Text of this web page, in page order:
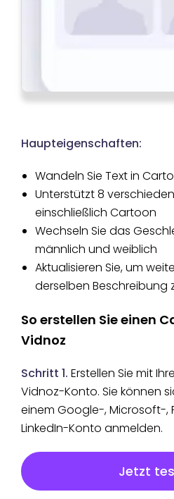
Haupteigenschaften:
Wandeln Sie Text in
Unterstützt 8
einschließlich Cartoon
Wechseln Sie das
männlich und weiblich
Aktualisieren Sie, um
derselben Beschreibung
So erstellen Sie einen
Vidnoz
Schritt 1. Erstellen Sie mit
Vidnoz-Konto. Sie können
einem Google-, Microsoft-,
LinkedIn-Konto anmelden.
Jetzt